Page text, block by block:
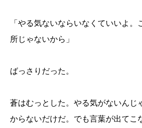
「やる気ないならいなくていいよ。
所じゃないから」
ばっさりだった。
蒼はむっとした。やる気がないんじ
からないだけだ。でも言葉が出てこ